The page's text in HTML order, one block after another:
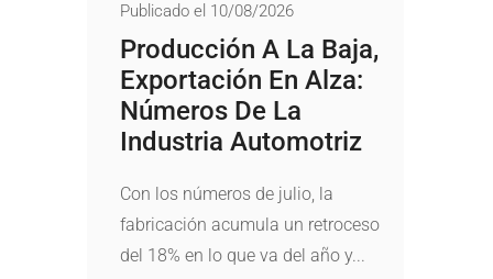
Publicado el 10/08/2026
Producción A La Baja,
Exportación En Alza:
Números De La
Industria Automotriz
Con los números de julio, la
fabricación acumula un retroceso
del 18% en lo que va del año y...